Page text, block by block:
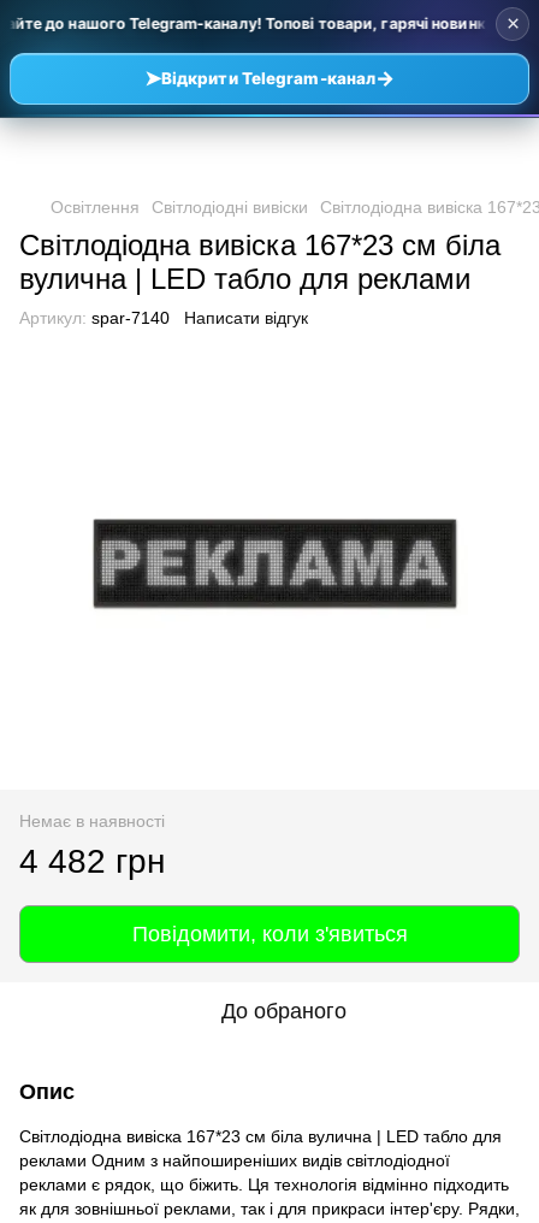
до нашого Telegram-каналу! Топові товари, гарячі новинки та
➤Відкрити Telegram-канал→
×
Освітлення Світлодіодні вивіски Світлодіодна вивіска
Світлодіодна вивіска 167*23 см біла
вулична | LED табло для реклами
Артикул: spar-7140 Написати відгук
Немає в наявності
4 482 грн
Повідомити, коли з'явиться
До обраного
Опис
Світлодіодна вивіска 167*23 см біла вулична | LED табло для
реклами Одним з найпоширеніших видів світлодіодної
реклами є рядок, що біжить. Ця технологія відмінно підходить
як для зовнішньої реклами, так і для прикраси інтер'єру. Рядки,